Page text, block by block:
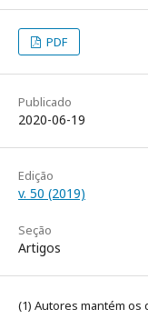
PDF
Publicado
2020-06-19
Edição
v. 50 (2019)
Seção
Artigos
(1) Autores mantém os